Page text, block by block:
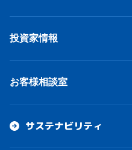
投資家情報
お客様相談室
サステナビリティ